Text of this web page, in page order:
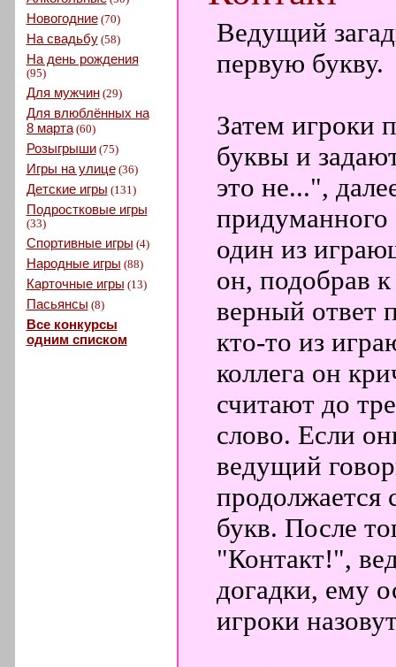
Новогодние(70)
На свадьбу(58)
На день рождения
(95)
Для мужчин(29)
Для влюблённых на
8 марта(60)
Розыгрыши(75)
Игры на улице(36)
Детские игры (131)
Подростковые игры
(33)
Спортивные игры (4)
Народные игры (88)
Карточные игры (13)
Пасьянсы (8)
Все конкурсы
одним списком
Ведущий
первую букву.
Затем игроки
буквы и
это не...",
придуманного
один из
он, подобрав
верный ответ
кто-то из
коллега он
считают до
слово. Если
ведущий
продолжается
букв. После
"Контакт!",
догадки, ему
игроки